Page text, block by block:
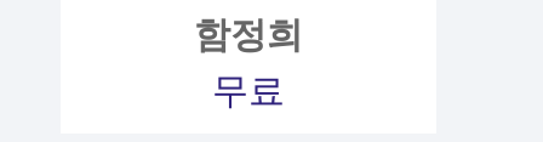
함정희
무료